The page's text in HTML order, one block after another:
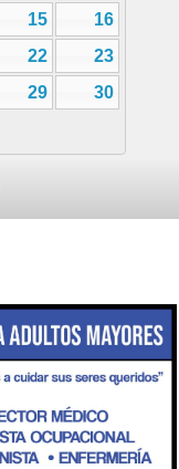
15
16
22
23
29
30